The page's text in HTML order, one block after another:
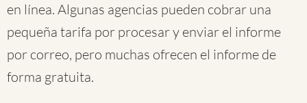
en línea. Algunas agencias pueden cobrar una
pequeña tarifa por procesar y enviar el informe
por correo, pero muchas ofrecen el informe de
forma gratuita.